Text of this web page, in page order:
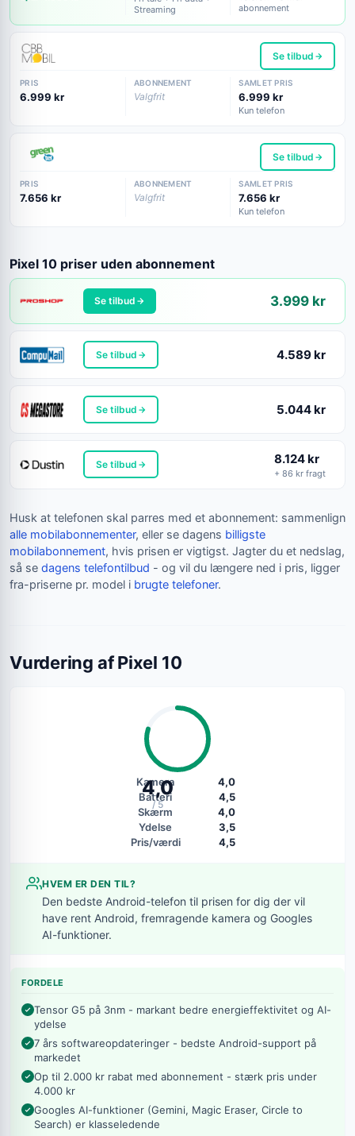
Streaming
abonnement
Se tilbud
PRIS
6.999 kr
ABONNEMENT
Valgfrit
SAMLET PRIS
6.999 kr
Kun telefon
Se tilbud
PRIS
7.656 kr
ABONNEMENT
Valgfrit
SAMLET PRIS
7.656 kr
Kun telefon
Pixel 10 priser uden abonnement
3.999 kr
Se tilbud
4.589 kr
Se tilbud
5.044 kr
Se tilbud
8.124 kr
+ 86 kr fragt
Se tilbud
Husk at telefonen skal parres med et abonnement: sammenlign
alle mobilabonnementer, eller se dagens billigste
mobilabonnement, hvis prisen er vigtigst. Jagter du et nedslag,
så se dagens telefontilbud - og vil du længere ned i pris, ligger
fra-priserne pr. model i brugte telefoner.
Vurdering af Pixel 10
4,0
/ 5
Kamera
4,0
Batteri
4,5
Skærm
4,0
Ydelse
3,5
Pris/værdi
4,5
HVEM ER DEN TIL?
Den bedste Android-telefon til prisen for dig der vil
have rent Android, fremragende kamera og Googles
AI-funktioner.
FORDELE
Tensor G5 på 3nm - markant bedre energieffektivitet og AI-
ydelse
7 års softwareopdateringer - bedste Android-support på
markedet
Op til 2.000 kr rabat med abonnement - stærk pris under
4.000 kr
Googles AI-funktioner (Gemini, Magic Eraser, Circle to
Search) er klasseledende